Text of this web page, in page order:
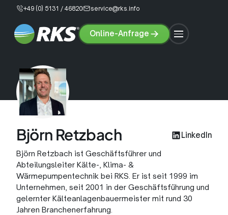
+49 (0) 5131 / 46820 service@rks.info
Klimatechnik
Wärmepumpen
Service &
Wartung
Wärmepumpe
konfigurieren
Klimaanlage
konfigurieren
Über Uns
Online-Anfrage
Online-
Björn Retzbach
LinkedIn
Björn Retzbach ist Geschäftsführer und
Abteilungsleiter Kälte-, Klima- &
Wärmepumpentechnik bei RKS. Er ist seit 1999 im
Unternehmen, seit 2001 in der Geschäftsführung und
gelernter Kälteanlagenbauermeister mit rund 30
Jahren Branchenerfahrung.